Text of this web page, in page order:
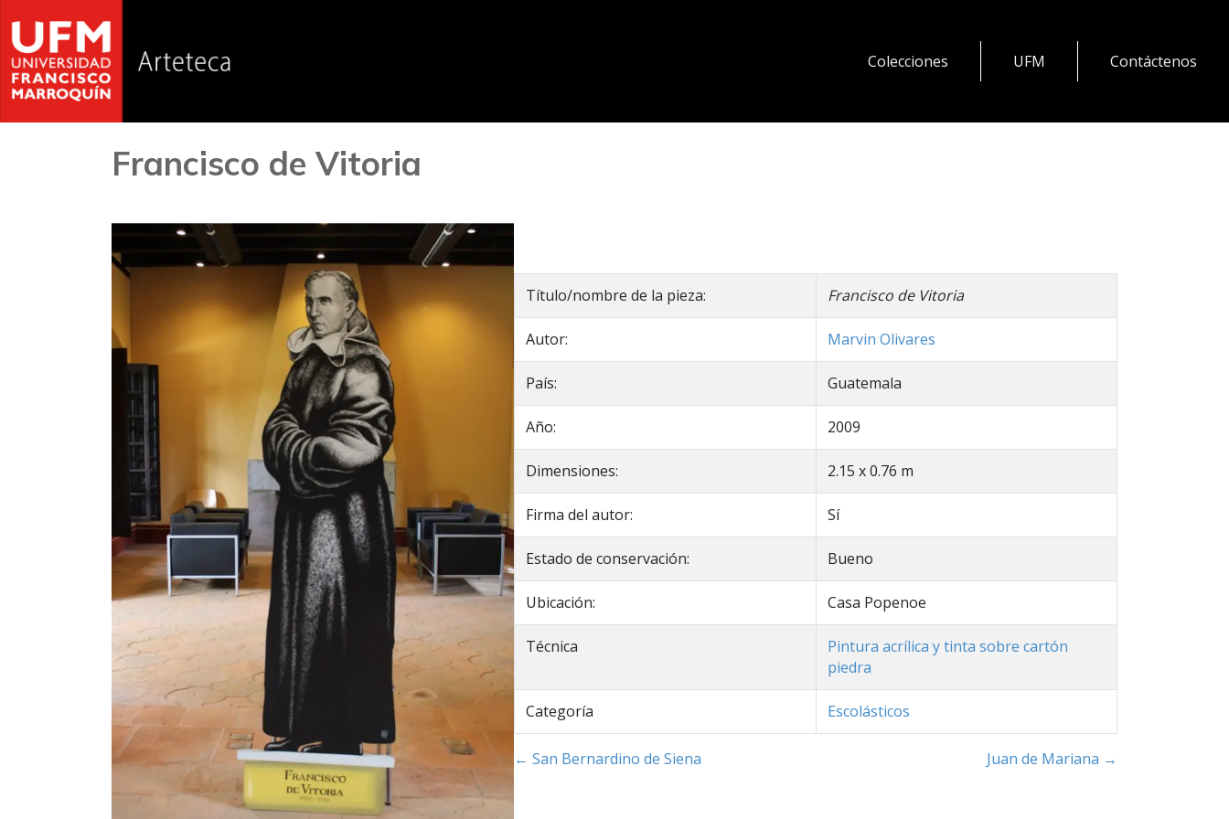
Colecciones UFM Contáctenos
Francisco de Vitoria
Título/nombre de la pieza: Francisco de Vitoria
Autor: Marvin Olivares
País: Guatemala
Año: 2009
Dimensiones: 2.15 x 0.76 m
Firma del autor: Sí
Estado de conservación: Bueno
Ubicación: Casa Popenoe
Técnica
Pintura acrílica y tinta sobre cartón
piedra
Categoría Escolásticos
← San Bernardino de Siena Juan de Mariana →